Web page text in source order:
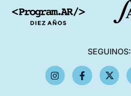
SEGUINOS: